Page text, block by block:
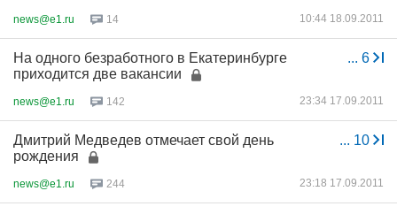
news@e1.ru 14 10:44 18.09.2011
... 6
На одного безработного в Екатеринбурге
приходится две вакансии
news@e1.ru 142 23:34 17.09.2011
... 10
Дмитрий Медведев отмечает свой день
рождения
news@e1.ru 244 23:18 17.09.2011